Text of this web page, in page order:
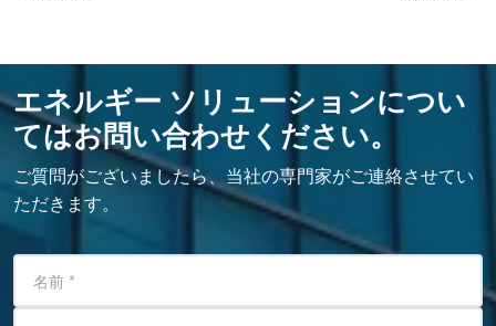
エネルギー ソリューションについ
てはお問い合わせください。
ご質問がございましたら、当社の専門家がご連絡させてい
ただきます。
名前 *